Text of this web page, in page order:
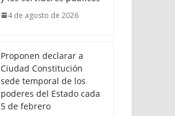
4 de agosto de 2026
Proponen declarar a
Ciudad Constitución
sede temporal de los
poderes del Estado cada
5 de febrero